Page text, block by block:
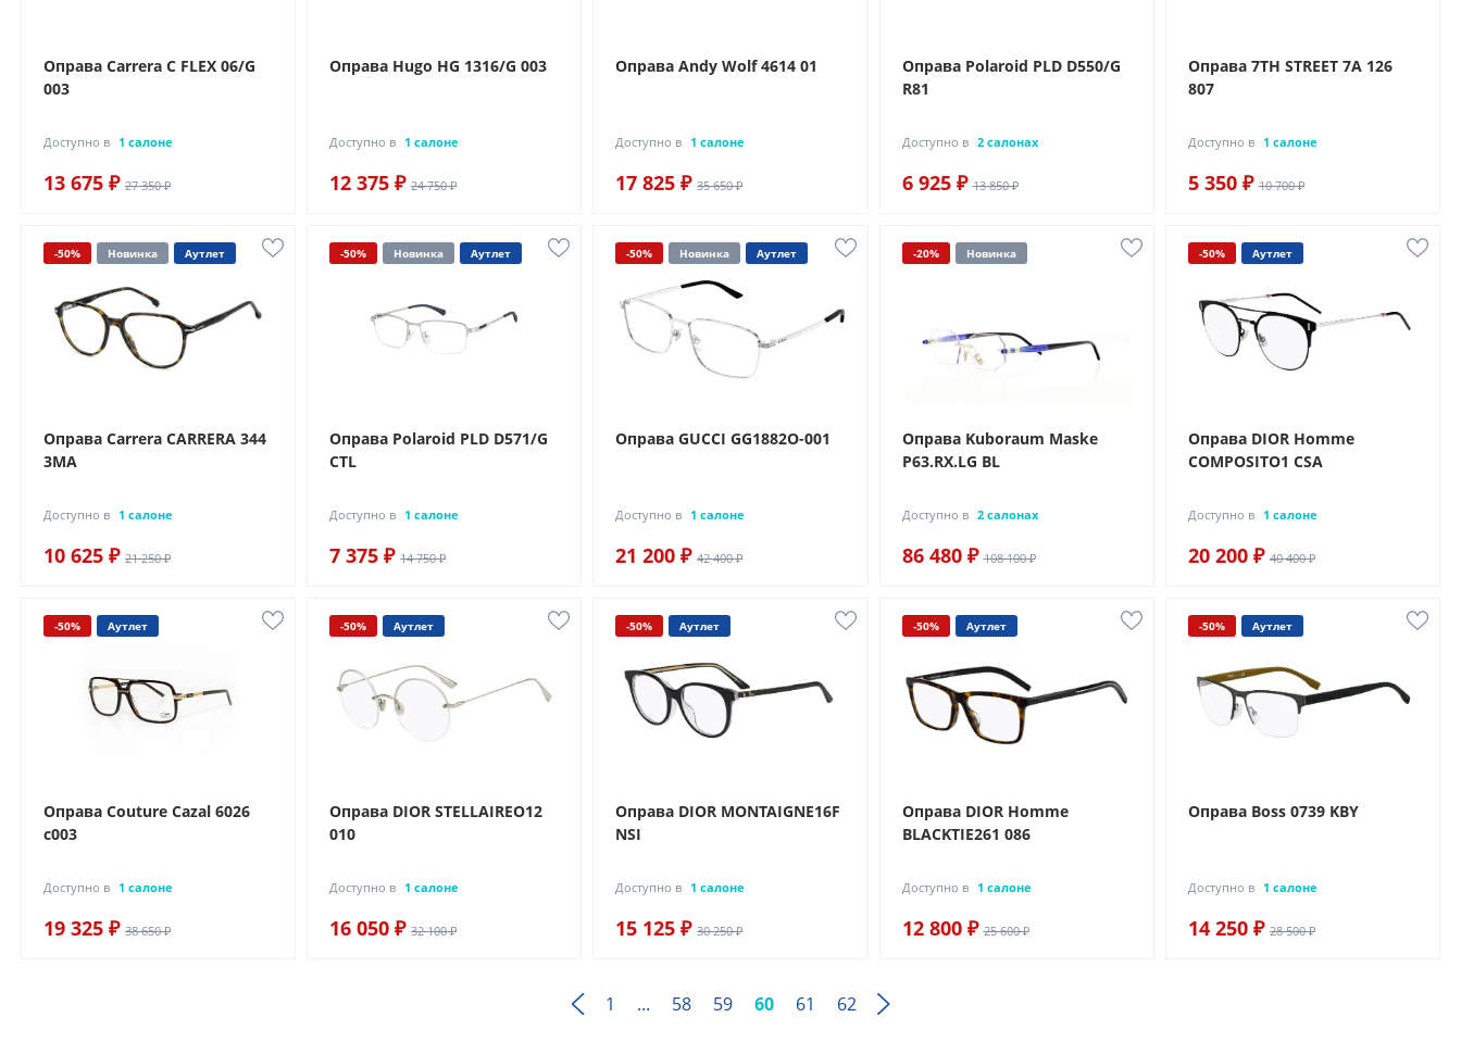
Оправа Carrera C FLEX 06/G
003
Доступно в 1 салоне
13 675 ₽ 27 350 ₽
Оправа Hugo HG 1316/G 003
Доступно в 1 салоне
12 375 ₽ 24 750 ₽
Оправа Andy Wolf 4614 01
Доступно в 1 салоне
17 825 ₽ 35 650 ₽
Оправа Polaroid PLD D550/G
R81
Доступно в 2 салонах
6 925 ₽ 13 850 ₽
Оправа 7TH STREET 7A 126
807
Доступно в 1 салоне
5 350 ₽ 10 700 ₽
-50% Новинка Аутлет
Оправа Carrera CARRERA 344
3MA
Доступно в 1 салоне
10 625 ₽ 21 250 ₽
-50% Новинка Аутлет
Оправа Polaroid PLD D571/G
CTL
Доступно в 1 салоне
7 375 ₽ 14 750 ₽
-50% Новинка Аутлет
Оправа GUCCI GG1882O-001
Доступно в 1 салоне
21 200 ₽ 42 400 ₽
-20% Новинка
Оправа Kuboraum Maske
P63.RX.LG BL
Доступно в 2 салонах
86 480 ₽ 108 100 ₽
-50% Аутлет
Оправа DIOR Homme
COMPOSITO1 CSA
Доступно в 1 салоне
20 200 ₽ 40 400 ₽
-50% Аутлет
Оправа Couture Cazal 6026
c003
Доступно в 1 салоне
19 325 ₽ 38 650 ₽
-50% Аутлет
Оправа DIOR STELLAIREO12
010
Доступно в 1 салоне
16 050 ₽ 32 100 ₽
-50% Аутлет
Оправа DIOR MONTAIGNE16F
NSI
Доступно в 1 салоне
15 125 ₽ 30 250 ₽
-50% Аутлет
Оправа DIOR Homme
BLACKTIE261 086
Доступно в 1 салоне
12 800 ₽ 25 600 ₽
-50% Аутлет
Оправа Boss 0739 KBY
Доступно в 1 салоне
14 250 ₽ 28 500 ₽
1 ... 58 59 60 61 62